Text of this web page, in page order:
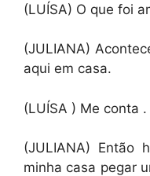
(LUÍSA) O que foi
(JULIANA)
aqui em casa.
(LUÍSA ) Me conta .
(JULIANA)
minha casa pegar